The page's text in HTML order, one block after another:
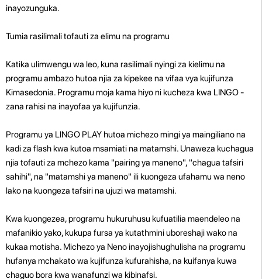
inayozunguka.
Tumia rasilimali tofauti za elimu na programu
Katika ulimwengu wa leo, kuna rasilimali nyingi za kielimu na
programu ambazo hutoa njia za kipekee na vifaa vya kujifunza
Kimasedonia. Programu moja kama hiyo ni kucheza kwa LINGO -
zana rahisi na inayofaa ya kujifunzia.
Programu ya LINGO PLAY hutoa michezo mingi ya maingiliano na
kadi za flash kwa kutoa msamiati na matamshi. Unaweza kuchagua
njia tofauti za mchezo kama "pairing ya maneno", "chagua tafsiri
sahihi", na "matamshi ya maneno" ili kuongeza ufahamu wa neno
lako na kuongeza tafsiri na ujuzi wa matamshi.
Kwa kuongezea, programu hukuruhusu kufuatilia maendeleo na
mafanikio yako, kukupa fursa ya kutathmini uboreshaji wako na
kukaa motisha. Michezo ya Neno inayojishughulisha na programu
hufanya mchakato wa kujifunza kufurahisha, na kuifanya kuwa
chaguo bora kwa wanafunzi wa kibinafsi.